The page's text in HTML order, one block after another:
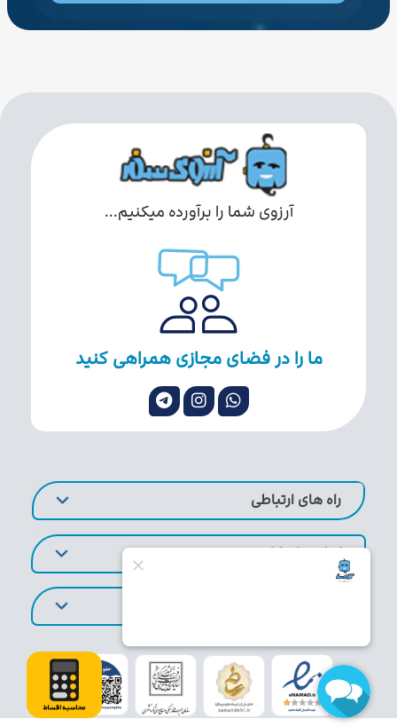
آرزوی شما را برآورده میکنیم...
ما را در فضای مجازی همراهی کنید
راه های ارتباطی
لینک های کاربردی